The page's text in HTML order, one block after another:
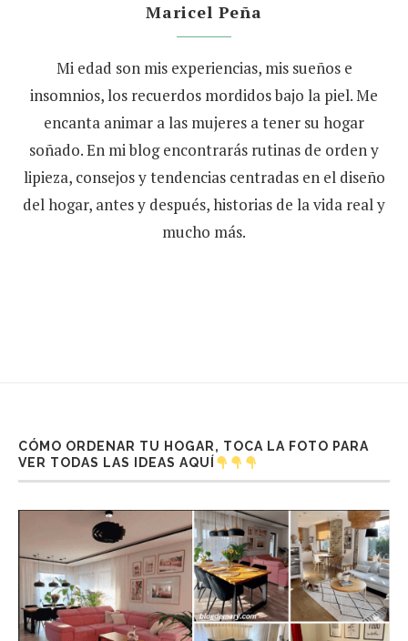
Maricel Peña
Mi edad son mis experiencias, mis sueños e
insomnios, los recuerdos mordidos bajo la piel. Me
encanta animar a las mujeres a tener su hogar
soñado. En mi blog encontrarás rutinas de orden y
lipieza, consejos y tendencias centradas en el diseño
del hogar, antes y después, historias de la vida real y
mucho más.
CÓMO ORDENAR TU HOGAR, TOCA LA FOTO PARA
VER TODAS LAS IDEAS AQUÍ